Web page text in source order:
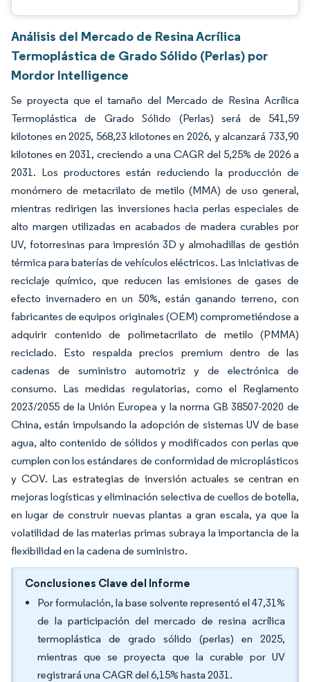
Análisis del Mercado de Resina Acrílica
Termoplástica de Grado Sólido (Perlas) por
Mordor Intelligence
Se proyecta que el tamaño del Mercado de Resina Acrílica
Termoplástica de Grado Sólido (Perlas) será de 541,59
kilotones en 2025, 568,23 kilotones en 2026, y alcanzará 733,90
kilotones en 2031, creciendo a una CAGR del 5,25% de 2026 a
2031. Los productores están reduciendo la producción de
monómero de metacrilato de metilo (MMA) de uso general,
mientras redirigen las inversiones hacia perlas especiales de
alto margen utilizadas en acabados de madera curables por
UV, fotorresinas para impresión 3D y almohadillas de gestión
térmica para baterías de vehículos eléctricos. Las iniciativas de
reciclaje químico, que reducen las emisiones de gases de
efecto invernadero en un 50%, están ganando terreno, con
fabricantes de equipos originales (OEM) comprometiéndose a
adquirir contenido de polimetacrilato de metilo (PMMA)
reciclado. Esto respalda precios premium dentro de las
cadenas de suministro automotriz y de electrónica de
consumo. Las medidas regulatorias, como el Reglamento
2023/2055 de la Unión Europea y la norma GB 38507-2020 de
China, están impulsando la adopción de sistemas UV de base
agua, alto contenido de sólidos y modificados con perlas que
cumplen con los estándares de conformidad de microplásticos
y COV. Las estrategias de inversión actuales se centran en
mejoras logísticas y eliminación selectiva de cuellos de botella,
en lugar de construir nuevas plantas a gran escala, ya que la
volatilidad de las materias primas subraya la importancia de la
flexibilidad en la cadena de suministro.
Conclusiones Clave del Informe
Por formulación, la base solvente representó el 47,31%
de la participación del mercado de resina acrílica
termoplástica de grado sólido (perlas) en 2025,
mientras que se proyecta que la curable por UV
registrará una CAGR del 6,15% hasta 2031.